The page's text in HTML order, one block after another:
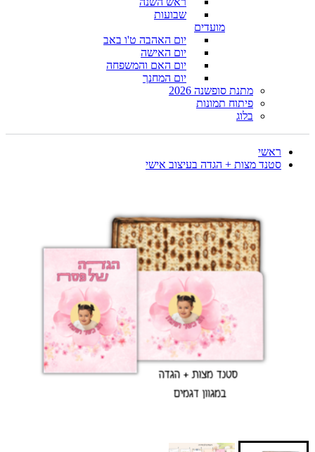
שבועות
מועדים
יום האהבה ט'ו באב
יום האישה
יום האם והמשפחה
יום המחנך
מתנת סופשנה 2026
פיתוח תמונות
בלוג
ראשי
סטנד מצות + הגדה בעיצוב אישי